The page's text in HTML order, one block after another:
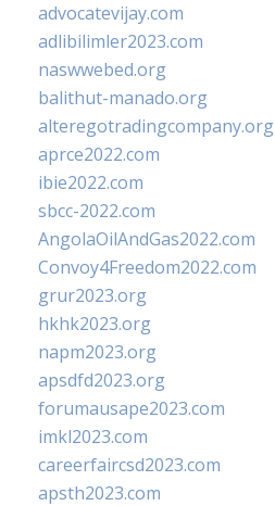
advocatevijay.com
adlibilimler2023.com
naswwebed.org
balithut-manado.org
alteregotradingcompany.org
aprce2022.com
ibie2022.com
sbcc-2022.com
AngolaOilAndGas2022.com
Convoy4Freedom2022.com
grur2023.org
hkhk2023.org
napm2023.org
apsdfd2023.org
forumausape2023.com
imkl2023.com
careerfaircsd2023.com
apsth2023.com